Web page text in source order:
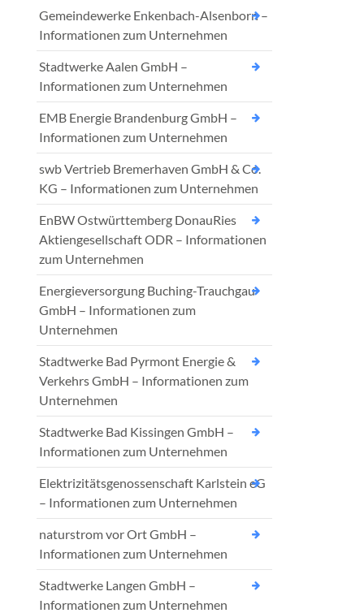
Gemeindewerke Enkenbach-Alsenborn –
Informationen zum Unternehmen
Stadtwerke Aalen GmbH –
Informationen zum Unternehmen
EMB Energie Brandenburg GmbH –
Informationen zum Unternehmen
swb Vertrieb Bremerhaven GmbH & Co.
KG – Informationen zum Unternehmen
EnBW Ostwürttemberg DonauRies
Aktiengesellschaft ODR – Informationen
zum Unternehmen
Energieversorgung Buching-Trauchgau
GmbH – Informationen zum
Unternehmen
Stadtwerke Bad Pyrmont Energie &
Verkehrs GmbH – Informationen zum
Unternehmen
Stadtwerke Bad Kissingen GmbH –
Informationen zum Unternehmen
Elektrizitätsgenossenschaft Karlstein eG
– Informationen zum Unternehmen
naturstrom vor Ort GmbH –
Informationen zum Unternehmen
Stadtwerke Langen GmbH –
Informationen zum Unternehmen